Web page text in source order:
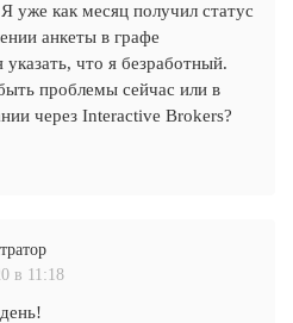
уже как месяц получил статус
анкеты в графе
что я безработный.
проблемы сейчас или в
через Interactive Brokers?
в 11:18